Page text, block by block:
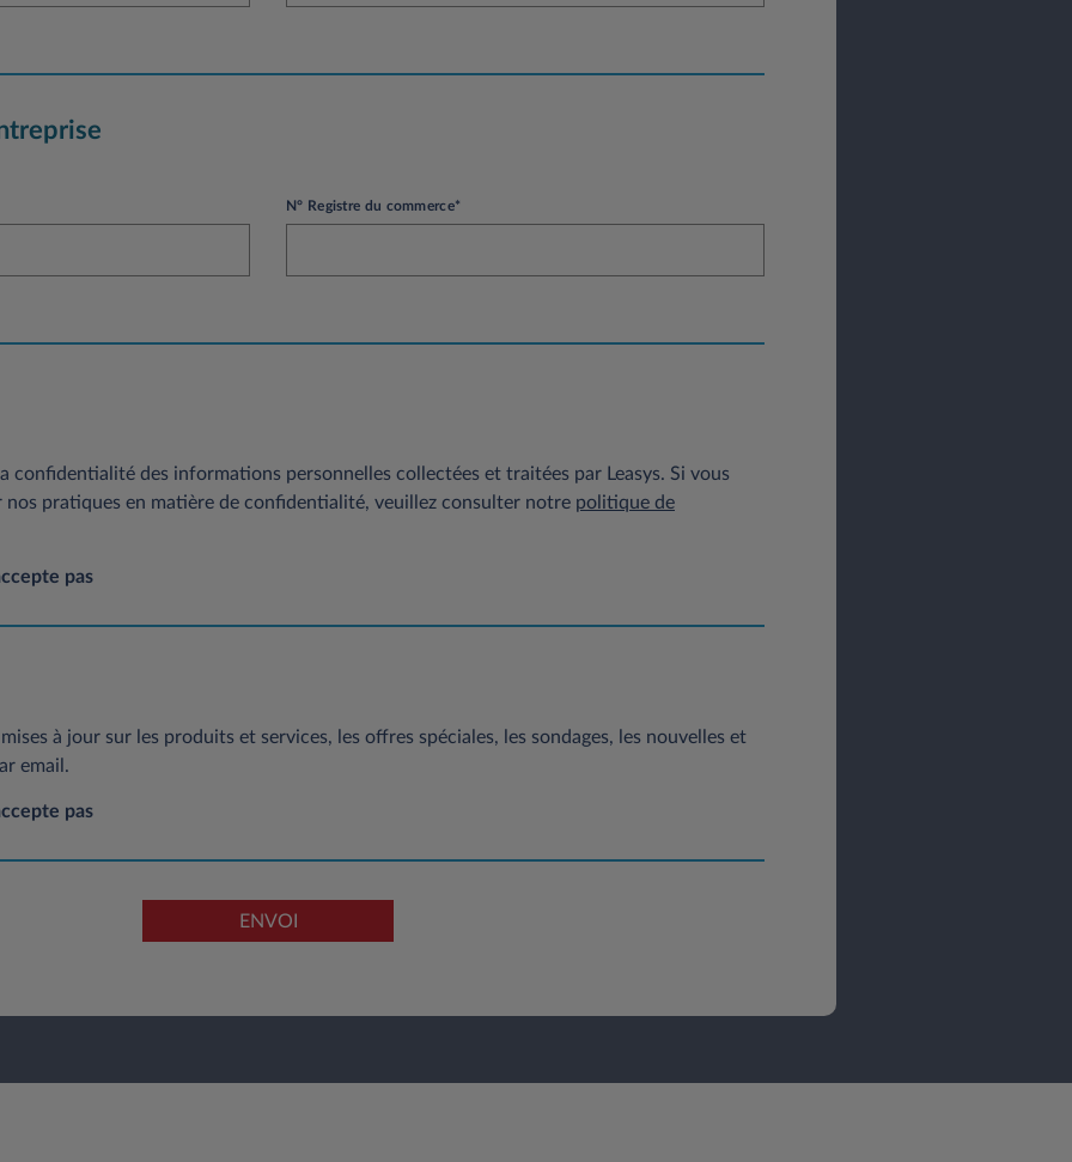
N° Registre du commerce*
la confidentialité des informations personnelles collectées et traitées par Leasys. Si vous
nos pratiques en matière de confidentialité, veuillez consulter notre politique de
pas
à jour sur les produits et services, les offres spéciales, les sondages, les nouvelles et
email.
pas
ENVOI